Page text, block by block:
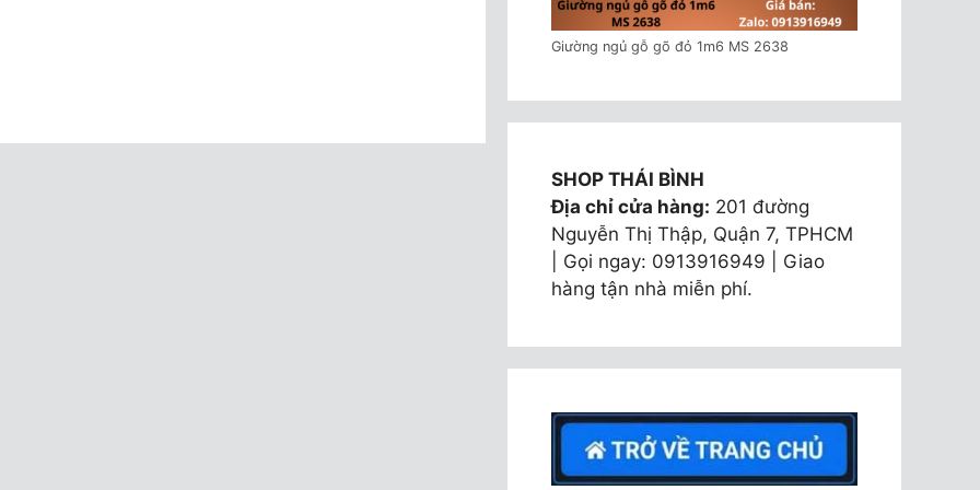
Giường ngủ gỗ gõ đỏ 1m6 MS 2638
SHOP THÁI BÌNH
Địa chỉ cửa hàng: 201 đường
Nguyễn Thị Thập, Quận 7, TPHCM
| Gọi ngay: 0913916949 | Giao
hàng tận nhà miễn phí.